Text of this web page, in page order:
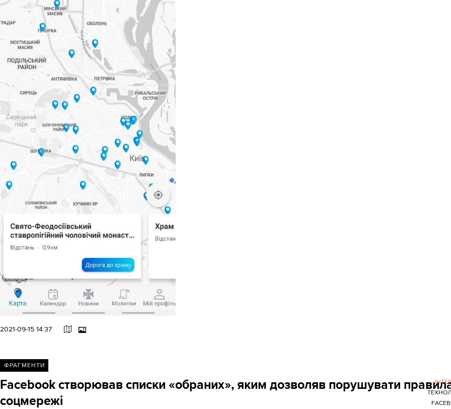
2021-09-15 14:37
ФРАГМЕНТИ
Facebook створював списки «обраних», яким дозволяв порушувати
соцмережі